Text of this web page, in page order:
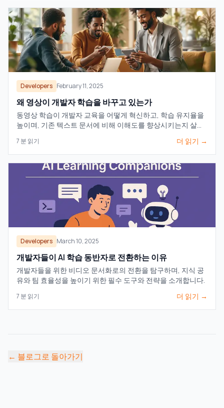
Developers February 11, 2025
왜 영상이 개발자 학습을 바꾸고 있는가
동영상 학습이 개발자 교육을 어떻게 혁신하고, 학습 유지율을
높이며, 기존 텍스트 문서에 비해 이해도를 향상시키는지 살펴
7 분 읽기 더 읽기 →
Developers March 10, 2025
개발자들이 AI 학습 동반자로 전환하는 이유
개발자들을 위한 비디오 문서화로의 전환을 탐구하며, 지식 공
유와 팀 효율성을 높이기 위한 필수 도구와 전략을 소개합니다.
7 분 읽기 더 읽기 →
← 블로그로 돌아가기